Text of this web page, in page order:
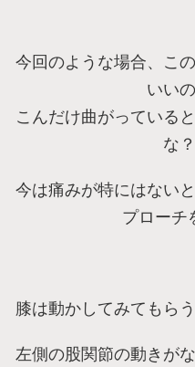
今回のような場合、こ
いい
こんだけ曲がっている
な
今は痛みが特にはない
プローチ
膝は動かしてみてもら
左側の股関節の動きが